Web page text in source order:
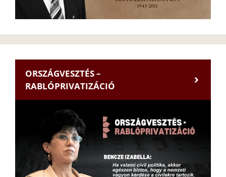
ORSZÁGVESZTÉS –
RABLÓPRIVATIZÁCIÓ